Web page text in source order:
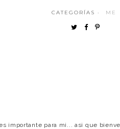
CATEGORÍAS · ME
importante para mi... asi que